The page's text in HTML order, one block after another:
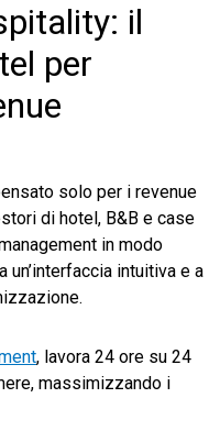
il
per
solo per i revenue
di hotel, B&B e case
in modo
intuitiva e a
, lavora 24 ore su 24
massimizzando i